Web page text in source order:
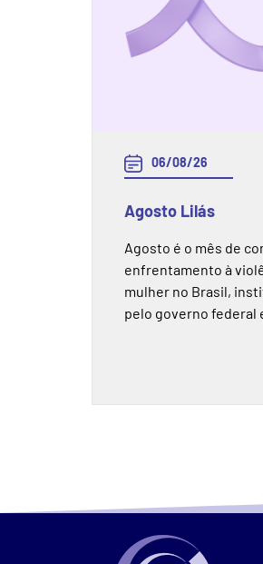
06/08/26
Agosto Lilás
Agosto é o mês de
enfrentamento à
mulher no Brasil,
pelo governo federal
considerada um
mulheres contra a